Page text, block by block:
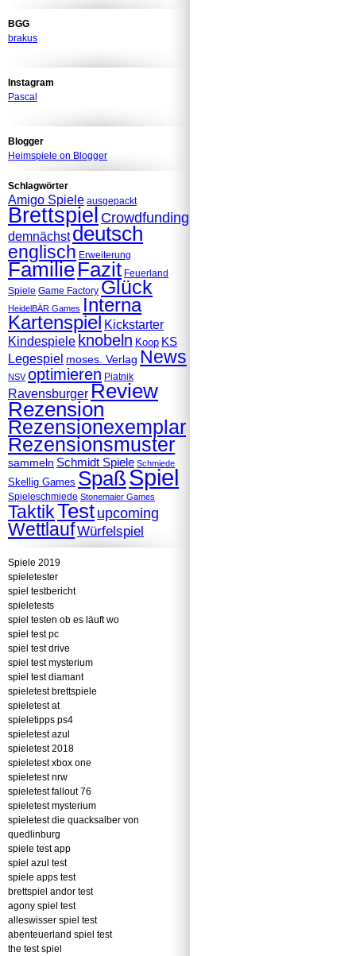
BGG
brakus
Instagram
Pascal
Blogger
Heimspiele on Blogger
Schlagwörter
Amigo Spiele ausgepackt
Brettspiel Crowdfunding
demnächst deutsch
englisch Erweiterung
FamilieFazit Feuerland
Spiele Game Factory Glück
HeidelBÄR Games Interna
Kartenspiel Kickstarter
Kindespiele knobeln Koop KS
Legespiel moses. Verlag News
NSV optimieren Piatnik
RavensburgerReview
Rezension
Rezensionexemplar
Rezensionsmuster
sammeln Schmidt Spiele Schmiede
Skellig Games SpaßSpiel
Spieleschmiede Stonemaier Games
TaktikTest upcoming
WettlaufWürfelspiel
Spiele 2019
spieletester
spiel testbericht
spieletests
spiel testen ob es läuft wo
spiel test pc
spiel test drive
spiel test mysterium
spiel test diamant
spieletest brettspiele
spieletest at
spieletipps ps4
spieletest azul
spieletest 2018
spieletest xbox one
spieletest nrw
spieletest fallout 76
spieletest mysterium
spieletest die quacksalber von
quedlinburg
spiele test app
spiel azul test
spiele apps test
brettspiel andor test
agony spiel test
alleswisser spiel test
abenteuerland spiel test
the test spiel